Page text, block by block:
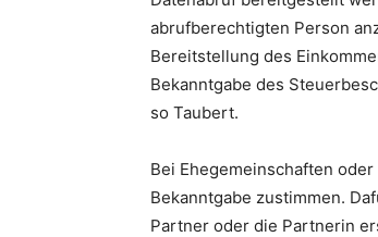
abrufberechtigten Person
Bereitstellung des
Bekanntgabe des
so Taubert.
Bei Ehegemeinschaften
Bekanntgabe zustimmen.
Partner oder die Partnerin